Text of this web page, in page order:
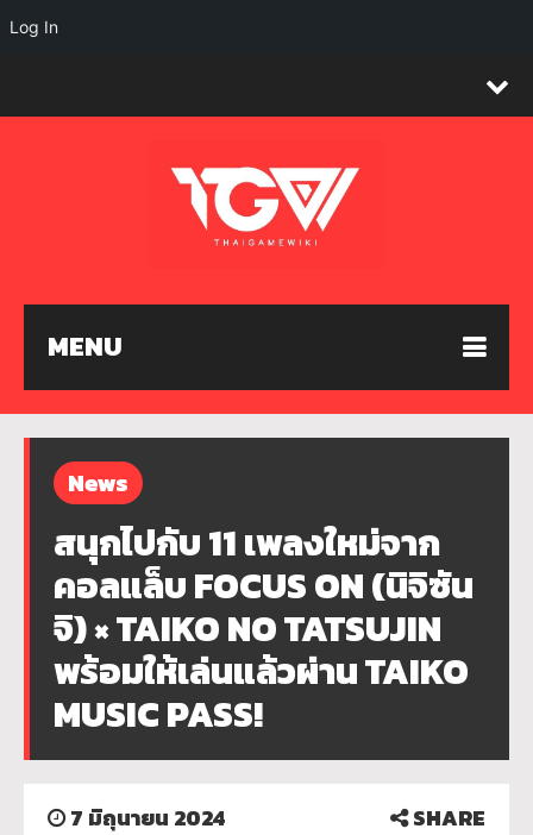
MENU
News
สนุกไปกับ 11 เพลงใหม่จาก
คอลแล็บ FOCUS ON (นิจิซัน
จิ) × TAIKO NO TATSUJIN
พร้อมให้เล่นแล้วผ่าน TAIKO
MUSIC PASS!
7 มิถุนายน 2024 SHARE
Log In